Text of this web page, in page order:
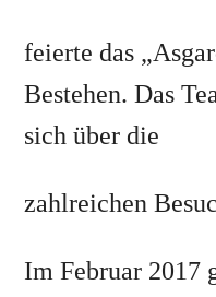
feierte das
Bestehen. Das
sich über die
zahlreichen
Im Februar 2017